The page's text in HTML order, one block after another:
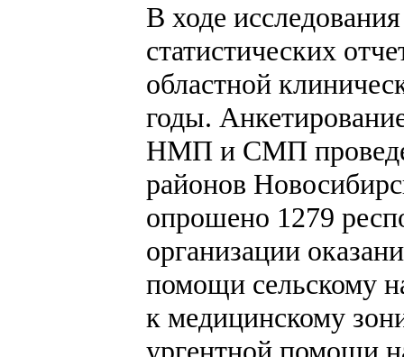
В ходе
статистических
областной
годы.
НМП и СМП
районов
опрошено 1279
организации
помощи сельскому
к медицинскому